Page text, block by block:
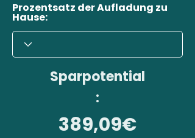
Prozentsatz der Aufladung zu
Hause:
Sparpotential
:
389,09€